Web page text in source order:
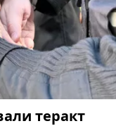
теракт